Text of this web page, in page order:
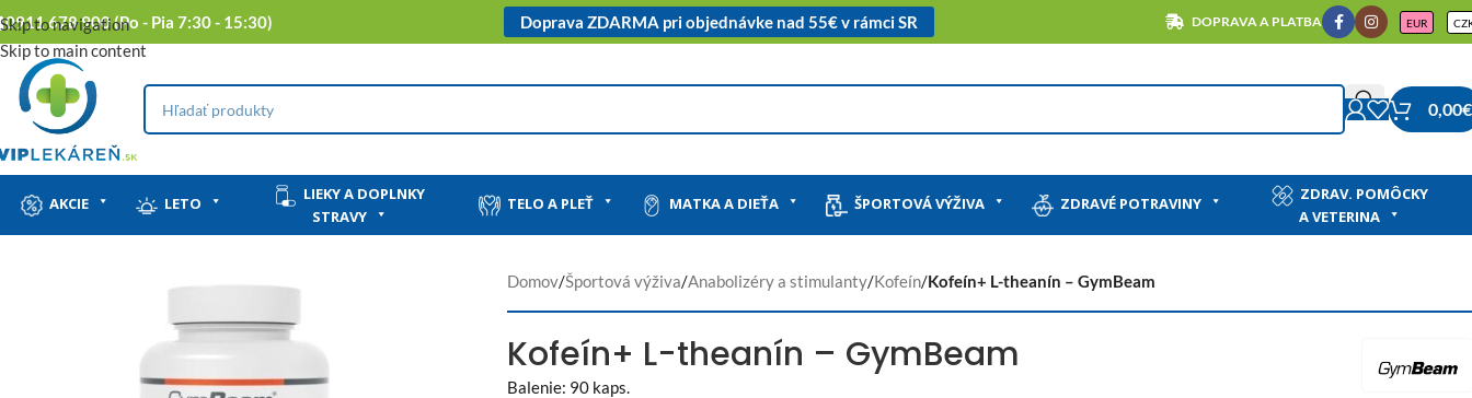
Skip to navigation
Skip to main content
0911 678 900 (Po - Pia 7:30 - 15:30) Doprava ZDARMA pri objednávke nad 55€ v rámci SR DOPRAVA A PLATBA EUR
0,00€
AKCIE LETO
LIEKY A DOPLNKY
STRAVY
TELO A PLEŤ MATKA A DIEŤA ŠPORTOVÁ VÝŽIVA ZDRAVÉ POTRAVINY
ZDRAV. POMÔCKY
A VETERINA
Domov/Športová výživa/Anabolizéry a stimulanty/Kofeín/Kofeín+ L-theanín – GymBeam
Kofeín+ L-theanín – GymBeam
Balenie: 90 kaps.